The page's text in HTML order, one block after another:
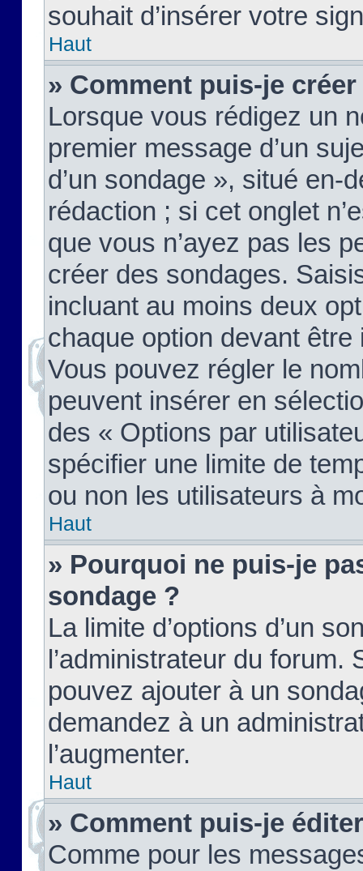
souhait d’insérer votre
Haut
» Comment puis-je
Lorsque vous rédigez un
premier message d’un
d’un sondage », situé en-
rédaction ; si cet onglet
que vous n’ayez pas les
créer des sondages.
incluant au moins deux
chaque option devant
Vous pouvez régler le
peuvent insérer en
des « Options par
spécifier une limite de
ou non les utilisateurs à
Haut
» Pourquoi ne puis-je
sondage ?
La limite d’options d’un
l’administrateur du forum.
pouvez ajouter à un
demandez à un
l’augmenter.
Haut
» Comment puis-je
Comme pour les